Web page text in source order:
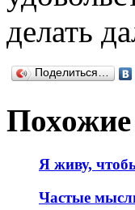
делать
Поделиться…
Похожие
Я живу,
Частые